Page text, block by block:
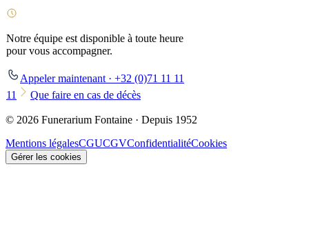
Notre équipe est disponible à toute heure
pour vous accompagner.
Appeler maintenant · +32 (0)71 11 11
11
Que faire en cas de décès
© 2026 Funerarium Fontaine · Depuis 1952
Mentions légalesCGUCGVConfidentialitéCookies
Gérer les cookies